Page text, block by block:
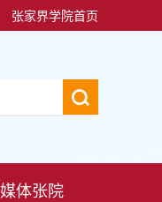
张家界学院首页
媒体张院